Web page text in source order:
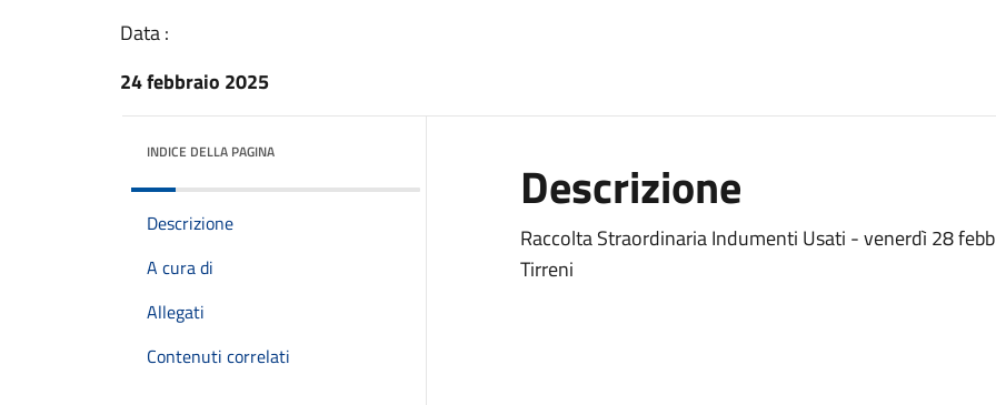
Data :
24 febbraio 2025
INDICE DELLA PAGINA
Descrizione
A cura di
Allegati
Contenuti correlati
Descrizione
Raccolta Straordinaria Indumenti Usati - venerdì 28
Tirreni